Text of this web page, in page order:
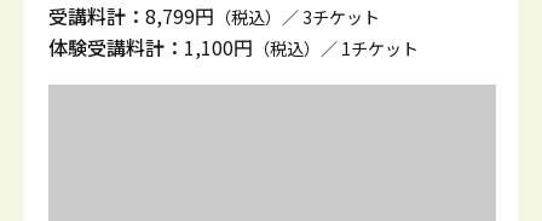
受講料計： 8,799円 （税込）／ 3チケット
体験受講料計： 1,100円 （税込）／ 1チケット